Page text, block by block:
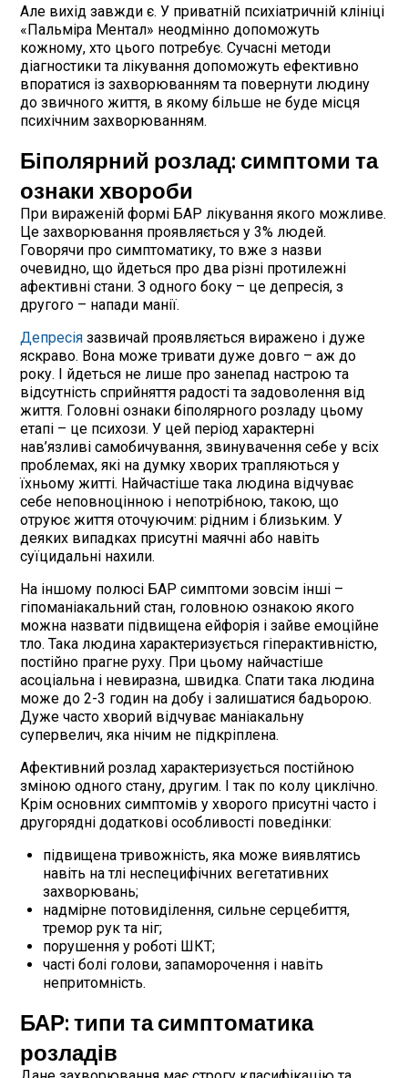
Але вихід завжди є. У приватній психіатричній клініці
«Пальміра Ментал» неодмінно допоможуть
кожному, хто цього потребує. Сучасні методи
діагностики та лікування допоможуть ефективно
впоратися із захворюванням та повернути людину
до звичного життя, в якому більше не буде місця
психічним захворюванням.
Біполярний розлад: симптоми та
ознаки хвороби
При вираженій формі БАР лікування якого можливе.
Це захворювання проявляється у 3% людей.
Говорячи про симптоматику, то вже з назви
очевидно, що йдеться про два різні протилежні
афективні стани. З одного боку – це депресія, з
другого – напади манії.
Депресія зазвичай проявляється виражено і дуже
яскраво. Вона може тривати дуже довго – аж до
року. І йдеться не лише про занепад настрою та
відсутність сприйняття радості та задоволення від
життя. Головні ознаки біполярного розладу цьому
етапі – це психози. У цей період характерні
нав’язливі самобичування, звинувачення себе у всіх
проблемах, які на думку хворих трапляються у
їхньому житті. Найчастіше така людина відчуває
себе неповноцінною і непотрібною, такою, що
отруює життя оточуючим: рідним і близьким. У
деяких випадках присутні маячні або навіть
суїцидальні нахили.
На іншому полюсі БАР симптоми зовсім інші –
гіпоманіакальний стан, головною ознакою якого
можна назвати підвищена ейфорія і зайве емоційне
тло. Така людина характеризується гіперактивністю,
постійно прагне руху. При цьому найчастіше
асоціальна і невиразна, швидка. Спати така людина
може до 2-3 годин на добу і залишатися бадьорою.
Дуже часто хворий відчуває маніакальну
супервелич, яка нічим не підкріплена.
Афективний розлад характеризується постійною
зміною одного стану, другим. І так по колу циклічно.
Крім основних симптомів у хворого присутні часто і
другорядні додаткові особливості поведінки:
підвищена тривожність, яка може виявлятись
навіть на тлі неспецифічних вегетативних
захворювань;
надмірне потовиділення, сильне серцебиття,
тремор рук та ніг;
порушення у роботі ШКТ;
часті болі голови, запаморочення і навіть
непритомність.
БАР: типи та симптоматика
розладів